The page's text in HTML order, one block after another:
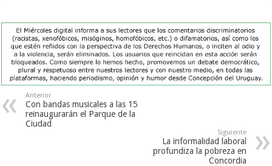
Anterior
Con bandas musicales a las 15
reinaugurarán el Parque de la
Ciudad
Siguiente
La informalidad laboral
profundiza la pobreza en
Concordia